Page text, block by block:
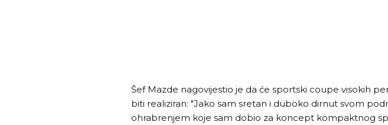
Šef Mazde nagovijestio je da će sportski coupe visokih
biti realiziran: "Jako sam sretan i duboko dirnut svom
ohrabrenjem koje sam dobio za koncept kompaktnog